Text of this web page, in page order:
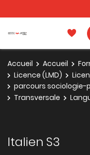
Accueil Accueil
Licence (LMD)
parcours sociologie-
Transversale
Italien S3